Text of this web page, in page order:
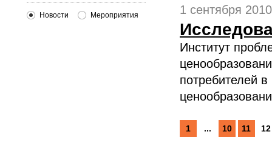
1 сентября 2010
Институт
потребителей
1 ... 10 11 12
Новости Мероприятия